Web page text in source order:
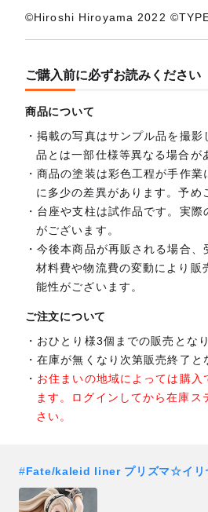
©Hiroshi Hiroyama 2022
ご購入前に必ずお読みください
商品について
掲載の写真はサンプル品を撮影
品とは一部仕様等異なる場合が
商品の塗装は彩色工程が手作業
に多少の差異があります。予め
台座や支柱は試作品です。実際
がございます。
今後本商品が再販される場合、
材料費や物流費の変動により販
能性がございます。
ご注文について
おひとり様3個までの販売となり
在庫が無くなり次第販売終了と
お住まいの地域によっては購入
ます。ログインしてから在庫ス
さい。
#Fate/kaleid liner プリズマ☆イリ